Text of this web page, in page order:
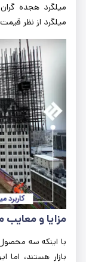
میلگرد هجده
میلگرد از نظر
مزایا و معایب
بازار هستند،